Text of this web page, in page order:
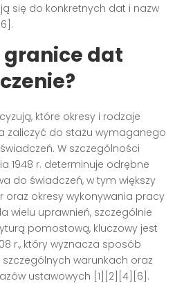
się do konkretnych dat i nazw
granice dat
które okresy i rodzaje
zaliczyć do stażu wymaganego
W szczególności
1948 r. determinuje odrębne
do świadczeń, w tym większy
oraz okresy wykonywania pracy
wielu uprawnień, szczególnie
pomostową, kluczowy jest
r., który wyznacza sposób
warunkach oraz
ustawowych [1][2][4][6].